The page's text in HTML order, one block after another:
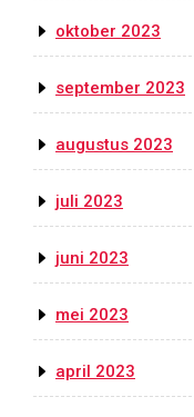
oktober 2023
september 2023
augustus 2023
juli 2023
juni 2023
mei 2023
april 2023